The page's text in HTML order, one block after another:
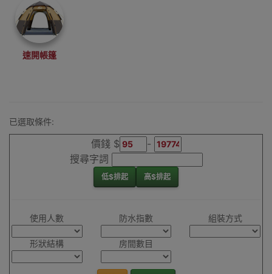
加愉快！
露營帳篷
速開帳篷
已選取條件:
價錢 $
-
搜尋字詞
低$排起 高$排起
使用人數 防水指數 組裝方式
形狀結構 房間數目